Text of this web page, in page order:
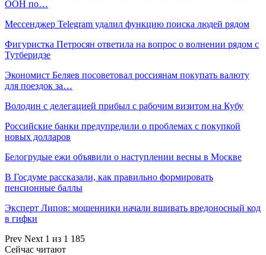
ООН по…
Мессенджер Telegram удалил функцию поиска людей рядом
Фигуристка Петросян ответила на вопрос о волнении рядом с
Тутберидзе
Экономист Беляев посоветовал россиянам покупать валюту
для поездок за…
Володин с делегацией прибыл с рабочим визитом на Кубу
Российские банки предупредили о проблемах с покупкой
новых долларов
Белогрудые ежи объявили о наступлении весны в Москве
В Госдуме рассказали, как правильно формировать
пенсионные баллы
Эксперт Липов: мошенники начали вшивать вредоносный код
в гифки
Prev Next 1 из 1 185
Сейчас читают